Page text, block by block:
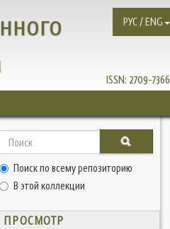
ISSN: 2709-7366
РУС / ENG
Поиск по всему репозиторию
В этой коллекции
ПРОСМОТР